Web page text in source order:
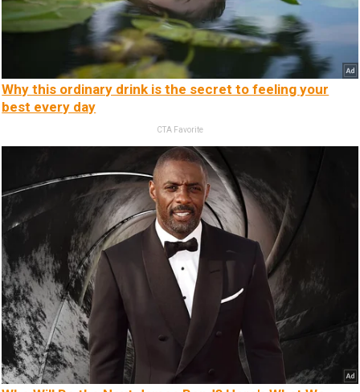
Why this ordinary drink is the secret to feeling your
best every day
CTA Favorite